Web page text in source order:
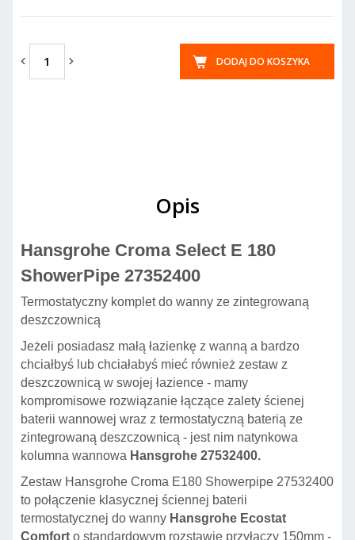
DODAJ DO KOSZYKA
Opis
Hansgrohe Croma Select E 180
ShowerPipe 27352400
Termostatyczny komplet do wanny ze zintegrowaną
deszczownicą
Jeżeli posiadasz małą łazienkę z wanną a bardzo
chciałbyś lub chciałabyś mieć również zestaw z
deszczownicą w swojej łazience - mamy
kompromisowe rozwiązanie łączące zalety ścienej
baterii wannowej wraz z termostatyczną baterią ze
zintegrowaną deszczownicą - jest nim natynkowa
kolumna wannowa Hansgrohe 27532400.
Zestaw Hansgrohe Croma E180 Showerpipe 27532400
to połączenie klasycznej ściennej baterii
termostatycznej do wanny Hansgrohe Ecostat
Comfort o standardowym rozstawie przyłaczy 150mm -